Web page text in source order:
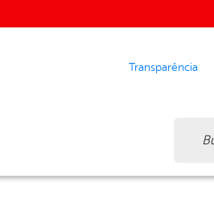
Transparência